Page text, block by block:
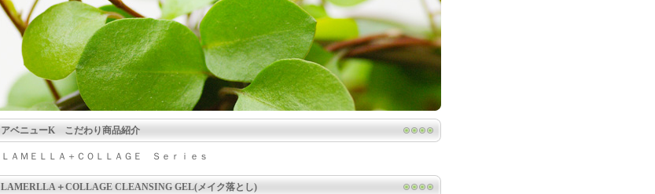
アベニューK こだわり商品紹介
ＬＡＭＥＬＬＡ＋ＣＯＬＬＡＧＥ Ｓｅｒｉｅｓ
LAMERLLA＋COLLAGE CLEANSING GEL(メイク落とし)